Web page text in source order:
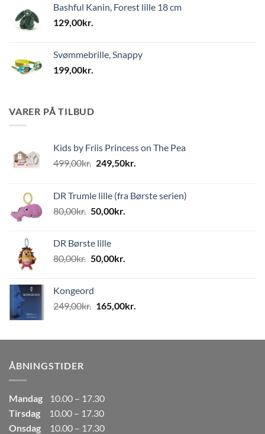
Bashful Kanin, Forest lille 18 cm
129,00kr.
Svømmebrille, Snappy
199,00kr.
VARER PÅ TILBUD
Kids by Friis Princess on The Pea
499,00kr. Den
var:
499,00kr..
249,50kr.
er:
DR Trumle lille (fra Børste serien)
80,00kr. Den
var:
80,00kr..
50,00kr.
50,00kr..
DR Børste lille
80,00kr. Den
var:
80,00kr..
50,00kr.
50,00kr..
Kongeord
249,00kr. Den
var:
165,00kr.
er:
ÅBNINGSTIDER
Mandag
10.00 – 17.30
Tirsdag
10.00 – 17.30
Onsdag
10.00 – 17.30